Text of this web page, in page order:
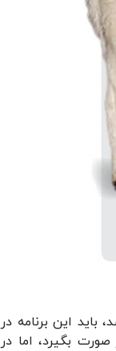
این برنامه در
بگیرد، اما در